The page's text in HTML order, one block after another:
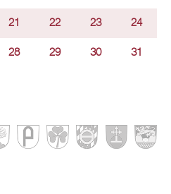
21 22 23 24
28 29 30 31